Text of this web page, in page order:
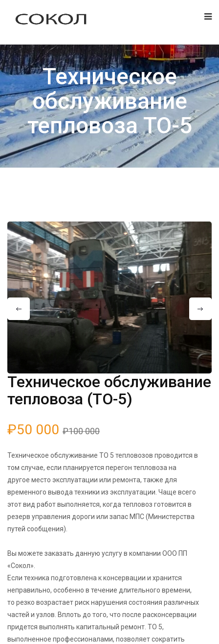
Техническое
обслуживание
тепловоза ТО-5
Техническое обслуживание
тепловоза (ТО-5)
₽50 000 ₽100 000
Техническое обслуживание ТО 5 тепловозов проводится в
том случае, если планируется перегон тепловоза на
другое место эксплуатации или ремонта, также для
временного вывода техники из эксплуатации. Чаще всего
этот вид работ выполняется, когда тепловоз готовится в
резерв управления дороги или запас МПС (Министерства
путей сообщения).
Вы можете заказать данную услугу в компании ООО ПП
«Сокол».
Если техника подготовлена к консервации и хранится
неправильно, особенно в течение длительного времени,
то резко возрастает риск нарушения состояния различных
частей и узлов. Вплоть до того, что после расконсервации
придется выполнять капитальный ремонт. ТО 5,
выполненное профессионалами, позволяет сократить